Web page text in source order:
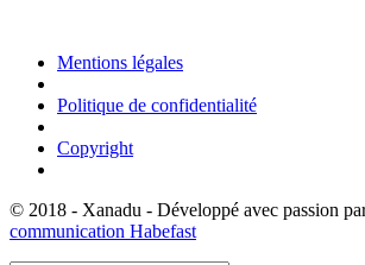
Mentions légales
Politique de confidentialité
Copyright
© 2018 - Xanadu - Développé avec passion
communication Habefast